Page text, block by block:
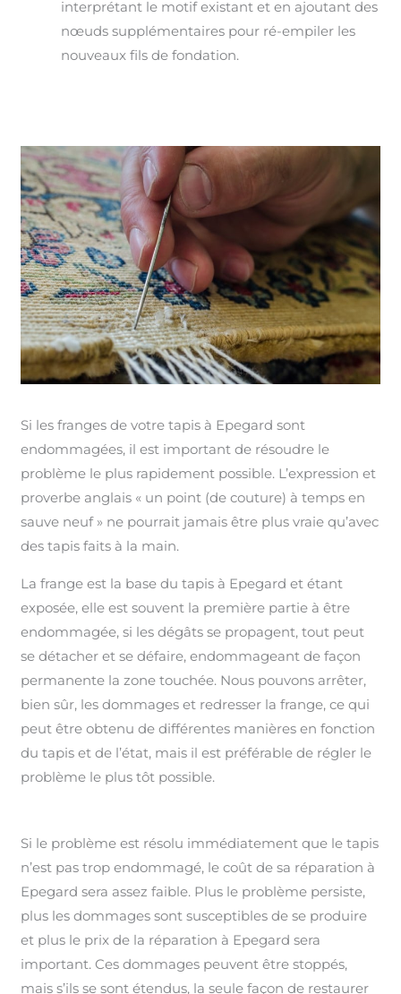
interprétant le motif existant et en ajoutant des
nœuds supplémentaires pour ré-empiler les
nouveaux fils de fondation.
Si les franges de votre tapis à Epegard sont
endommagées, il est important de résoudre le
problème le plus rapidement possible. L’expression et
proverbe anglais « un point (de couture) à temps en
sauve neuf » ne pourrait jamais être plus vraie qu’avec
des tapis faits à la main.
La frange est la base du tapis à Epegard et étant
exposée, elle est souvent la première partie à être
endommagée, si les dégâts se propagent, tout peut
se détacher et se défaire, endommageant de façon
permanente la zone touchée. Nous pouvons arrêter,
bien sûr, les dommages et redresser la frange, ce qui
peut être obtenu de différentes manières en fonction
du tapis et de l’état, mais il est préférable de régler le
problème le plus tôt possible.
Si le problème est résolu immédiatement que le tapis
n’est pas trop endommagé, le coût de sa réparation à
Epegard sera assez faible. Plus le problème persiste,
plus les dommages sont susceptibles de se produire
et plus le prix de la réparation à Epegard sera
important. Ces dommages peuvent être stoppés,
mais s’ils se sont étendus, la seule façon de restaurer